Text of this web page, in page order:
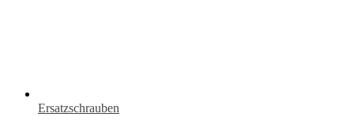
Ersatzschrauben